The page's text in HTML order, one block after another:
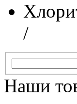
/
Наши